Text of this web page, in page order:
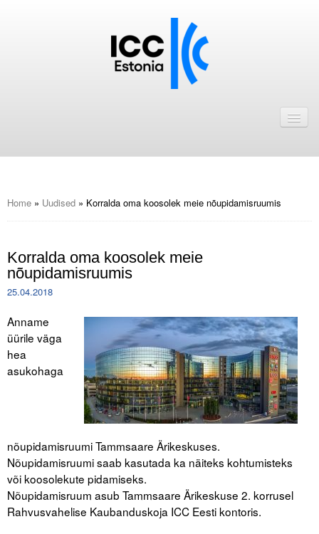
ICC Eesti liikmebaas
Astu ICC Eesti liikmeks!
Kalender
Publikatsioonid
ICC WBO
ICC komisjonid
Home » Uudised » Korralda oma koosolek meie nõupidamisruumis
Korralda oma koosolek meie
nõupidamisruumis
25.04.2018
Anname
üürile väga
hea
asukohaga
nõupidamisruumi Tammsaare Ärikeskuses.
Nõupidamisruumi saab kasutada ka näiteks kohtumisteks
või koosolekute pidamiseks.
Nõupidamisruum asub Tammsaare Ärikeskuse 2. korrusel
Rahvusvahelise Kaubanduskoja ICC Eesti kontoris.